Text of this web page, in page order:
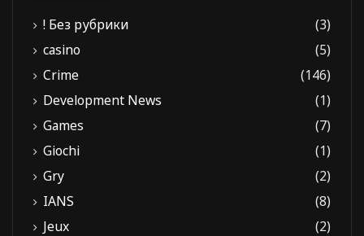
! Без рубрики
(3)
casino
(5)
Crime
(146)
Development News
(1)
Games
(7)
Giochi
(1)
Gry
(2)
IANS
(8)
Jeux
(2)